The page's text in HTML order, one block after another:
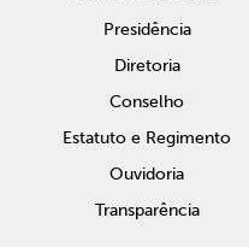
Presidência
Diretoria
Conselho
Estatuto e Regimento
Ouvidoria
Transparência